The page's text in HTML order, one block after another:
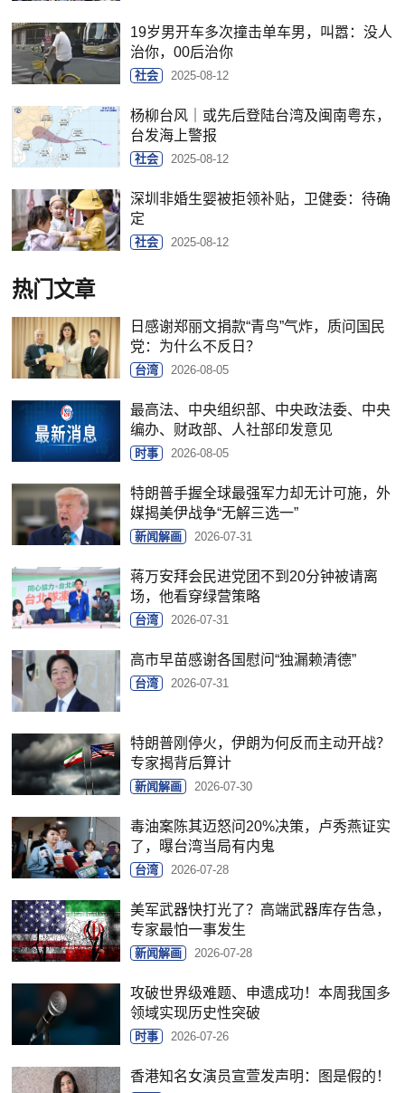
19岁男开车多次撞击单车男，叫嚣：没人
治你，00后治你
社会 2025-08-12
杨柳台风｜或先后登陆台湾及闽南粤东，
台发海上警报
社会 2025-08-12
深圳非婚生婴被拒领补贴，卫健委：待确
定
社会 2025-08-12
热门文章
日感谢郑丽文捐款“青鸟”气炸，质问国民
党：为什么不反日？
台湾 2026-08-05
最高法、中央组织部、中央政法委、中央
编办、财政部、人社部印发意见
时事 2026-08-05
特朗普手握全球最强军力却无计可施，外
媒揭美伊战争“无解三选一”
新闻解画 2026-07-31
蒋万安拜会民进党团不到20分钟被请离
场，他看穿绿营策略
台湾 2026-07-31
高市早苗感谢各国慰问“独漏赖清德”
台湾 2026-07-31
特朗普刚停火，伊朗为何反而主动开战？
专家揭背后算计
新闻解画 2026-07-30
毒油案陈其迈怒问20%决策，卢秀燕证实
了，曝台湾当局有内鬼
台湾 2026-07-28
美军武器快打光了？高端武器库存告急，
专家最怕一事发生
新闻解画 2026-07-28
攻破世界级难题、申遗成功！本周我国多
领域实现历史性突破
时事 2026-07-26
香港知名女演员宣萱发声明：图是假的！